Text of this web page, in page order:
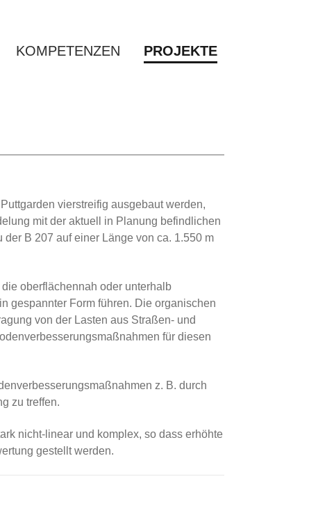
KOMPETENZEN PROJEKTE
vierstreifig ausgebaut werden,
mit der aktuell in Planung befindlichen
B 207 auf einer Länge von ca. 1.550 m
oberflächennah oder unterhalb
gespannter Form führen. Die organischen
von der Lasten aus Straßen- und
für diesen
z. B. durch
zu treffen.
nicht-linear und komplex, so dass erhöhte
gestellt werden.